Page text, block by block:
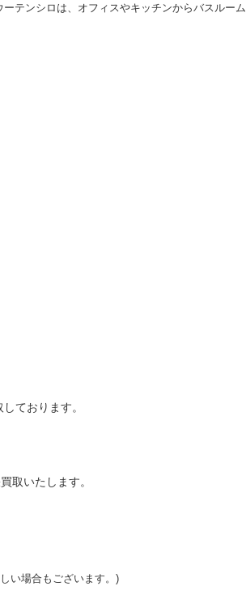
テンシロは、オフィスやキッチンからバスルーム
ております。
取いたします。
い場合もございます。)